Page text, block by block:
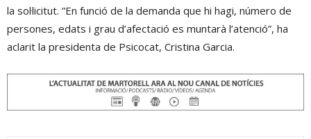
la sol·licitut. ”En funció de la demanda que hi hagi, número de
persones, edats i grau d’afectació es muntarà l’atenció”, ha
aclarit la presidenta de Psicocat, Cristina Garcia.